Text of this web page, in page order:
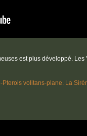
est plus développé. Les